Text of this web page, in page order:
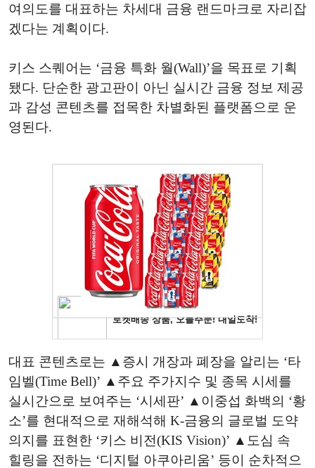
여의도를 대표하는 차세대 금융 랜드마크로 자리잡
겠다는 계획이다.
키스 스퀘어는 ‘금융 특화 월(Wall)’을 목표로 기획
됐다. 단순한 광고판이 아닌 실시간 금융 정보 제공
과 감성 콘텐츠를 접목한 차별화된 플랫폼으로 운
영된다.
대표 콘텐츠로는 ▲증시 개장과 폐장을 알리는 ‘타
임벨(Time Bell)’ ▲주요 주가지수 및 종목 시세를
실시간으로 보여주는 ‘시세판’ ▲이중섭 화백의 ‘황
소’를 현대적으로 재해석해 K-금융의 글로벌 도약
의지를 표현한 ‘키스 비전(KIS Vision)’ ▲도심 속
힐링을 전하는 ‘디지털 아쿠아리움’ 등이 순차적으